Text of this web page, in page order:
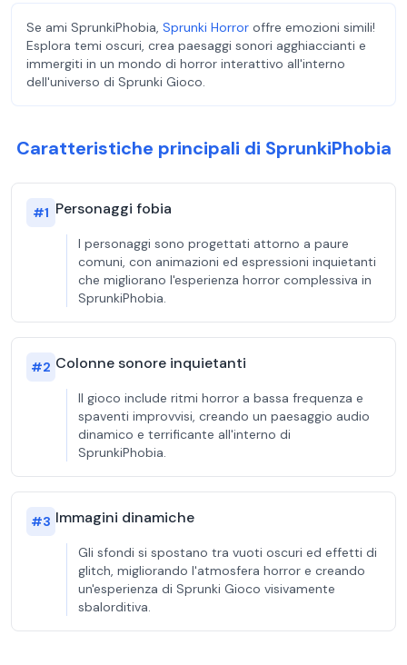
Se ami SprunkiPhobia, Sprunki Horror offre emozioni simili!
Esplora temi oscuri, crea paesaggi sonori agghiaccianti e
immergiti in un mondo di horror interattivo all'interno
dell'universo di Sprunki Gioco.
Caratteristiche principali di SprunkiPhobia
#1 Personaggi fobia
I personaggi sono progettati attorno a paure
comuni, con animazioni ed espressioni inquietanti
che migliorano l'esperienza horror complessiva in
SprunkiPhobia.
#2 Colonne sonore inquietanti
Il gioco include ritmi horror a bassa frequenza e
spaventi improvvisi, creando un paesaggio audio
dinamico e terrificante all'interno di
SprunkiPhobia.
#3 Immagini dinamiche
Gli sfondi si spostano tra vuoti oscuri ed effetti di
glitch, migliorando l'atmosfera horror e creando
un'esperienza di Sprunki Gioco visivamente
sbalorditiva.